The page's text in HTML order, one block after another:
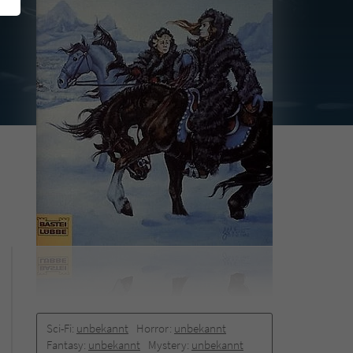
Sci-Fi: unbekannt Horror: unbekannt
Fantasy: unbekannt Mystery: unbekannt